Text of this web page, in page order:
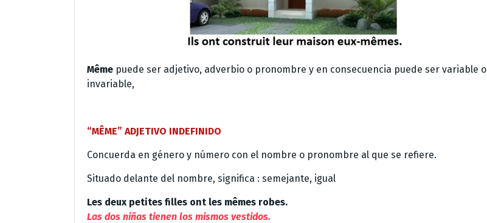
Même puede ser adjetivo, adverbio o pronombre y en consecuencia puede ser variable o
invariable,
“MÊME” ADJETIVO INDEFINIDO
Concuerda en género y número con el nombre o pronombre al que se refiere.
Situado delante del nombre, significa : semejante, igual
Les deux petites filles ont les mêmes robes.
Las dos niñas tienen los mismos vestidos.